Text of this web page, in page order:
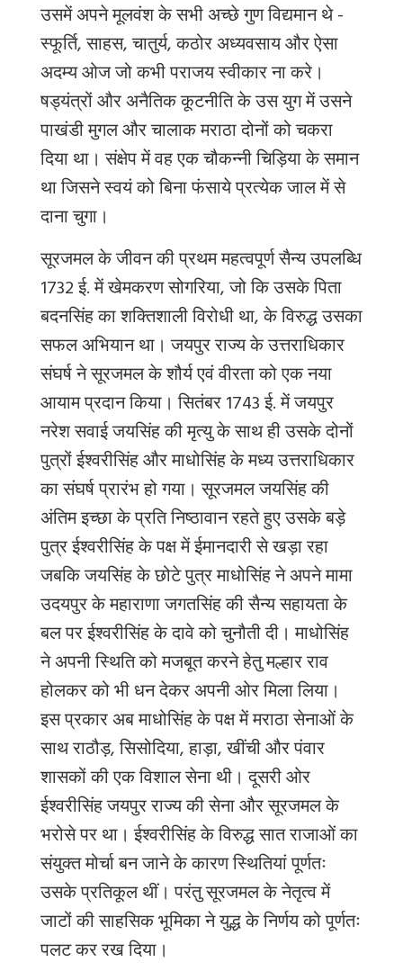
उसमें अपने मूलवंश के सभी अच्छे गुण विद्यमान थे -
स्फूर्ति, साहस, चातुर्य, कठोर अध्यवसाय और ऐसा
अदम्य ओज जो कभी पराजय स्वीकार ना करे।
षड्यंत्रों और अनैतिक कूटनीति के उस युग में उसने
पाखंडी मुगल और चालाक मराठा दोनों को चकरा
दिया था। संक्षेप में वह एक चौकन्नी चिड़िया के समान
था जिसने स्वयं को बिना फंसाये प्रत्येक जाल में से
दाना चुगा।
सूरजमल के जीवन की प्रथम महत्वपूर्ण सैन्य उपलब्धि
1732 ई. में खेमकरण सोगरिया, जो कि उसके पिता
बदनसिंह का शक्तिशाली विरोधी था, के विरुद्ध उसका
सफल अभियान था। जयपुर राज्य के उत्तराधिकार
संघर्ष ने सूरजमल के शौर्य एवं वीरता को एक नया
आयाम प्रदान किया। सितंबर 1743 ई. में जयपुर
नरेश सवाई जयसिंह की मृत्यु के साथ ही उसके दोनों
पुत्रों ईश्वरीसिंह और माधोसिंह के मध्य उत्तराधिकार
का संघर्ष प्रारंभ हो गया। सूरजमल जयसिंह की
अंतिम इच्छा के प्रति निष्ठावान रहते हुए उसके बड़े
पुत्र ईश्वरीसिंह के पक्ष में ईमानदारी से खड़ा रहा
जबकि जयसिंह के छोटे पुत्र माधोसिंह ने अपने मामा
उदयपुर के महाराणा जगतसिंह की सैन्य सहायता के
बल पर ईश्वरीसिंह के दावे को चुनौती दी। माधोसिंह
ने अपनी स्थिति को मजबूत करने हेतु मल्हार राव
होलकर को भी धन देकर अपनी ओर मिला लिया।
इस प्रकार अब माधोसिंह के पक्ष में मराठा सेनाओं के
साथ राठौड़, सिसोदिया, हाड़ा, खींची और पंवार
शासकों की एक विशाल सेना थी। दूसरी ओर
ईश्वरीसिंह जयपुर राज्य की सेना और सूरजमल के
भरोसे पर था। ईश्वरीसिंह के विरुद्ध सात राजाओं का
संयुक्त मोर्चा बन जाने के कारण स्थितियां पूर्णतः
उसके प्रतिकूल थीं। परंतु सूरजमल के नेतृत्व में
जाटों की साहसिक भूमिका ने युद्ध के निर्णय को पूर्णतः
पलट कर रख दिया।